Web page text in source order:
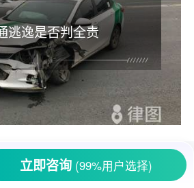
逃逸是否判全责
谁也不想遇到交通事故，但万
机却因为害怕承担责任而选
立即咨询 (99%用户选择)